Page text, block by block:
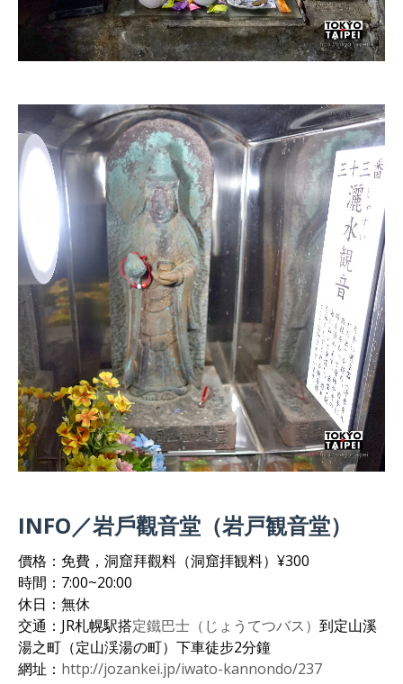
INFO／岩戶觀音堂（岩戸観音堂）
價格：免費，洞窟拜觀料（洞窟拝観料）¥300
時間：7:00~20:00
休日：無休
交通：JR札幌駅搭定鐵巴士（じょうてつバス） 到定山溪
湯之町（定山渓湯の町）下車徒步2分鐘
網址： http://jozankei.jp/iwato-kannondo/237